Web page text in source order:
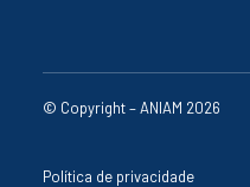
© Copyright – ANIAM 2026
Política de privacidade